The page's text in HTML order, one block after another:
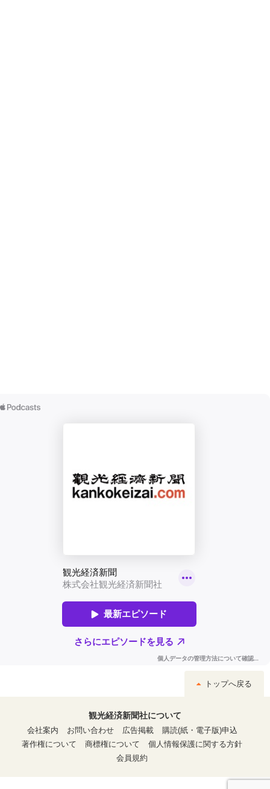
トップへ戻る
観光経済新聞社について
会社案内
お問い合わせ 広告掲載
購読(紙・電子版)申込
著作権について
商標権について
個人情報保護に関する方針
会員規約